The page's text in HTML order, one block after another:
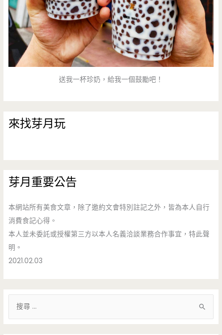
送我一杯珍奶，給我一個鼓勵吧！
來找芽月玩
芽月重要公告
本網站所有美食文章，除了邀約文會特別註記之外，皆為本人自行
消費食記心得。
本人並未委託或授權第三方以本人名義洽談業務合作事宜，特此聲
明。
2021.02.03